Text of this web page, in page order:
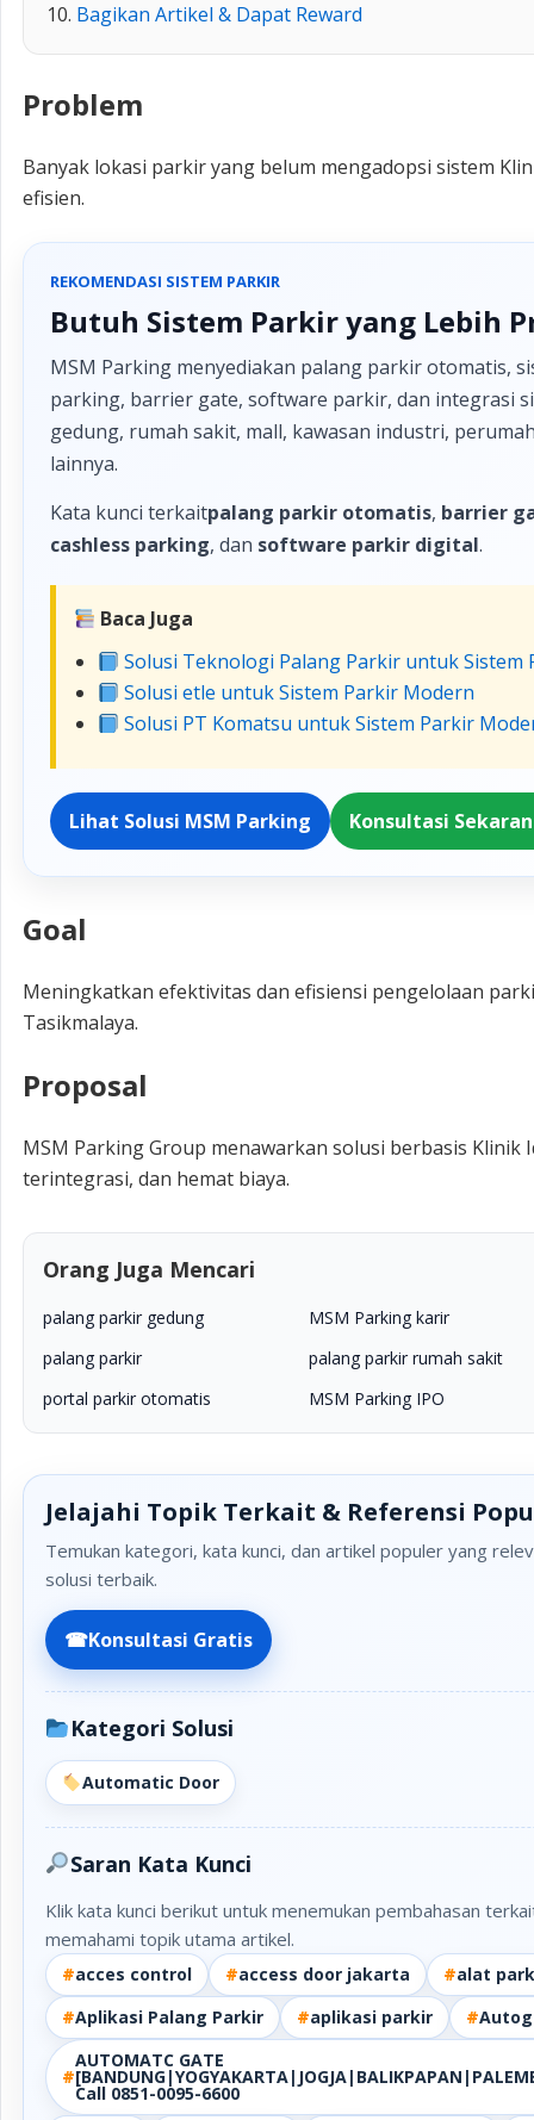
Bagikan Artikel & Dapat Reward
Problem
Banyak lokasi parkir yang belum mengadopsi sistem
efisien.
REKOMENDASI SISTEM PARKIR
Butuh Sistem Parkir yang Lebih
MSM Parking menyediakan palang parkir otomatis,
parking, barrier gate, software parkir, dan integrasi
gedung, rumah sakit, mall, kawasan industri,
lainnya.
Kata kunci terkaitpalang parkir otomatis, barrier
cashless parking, dan software parkir digital.
Baca Juga
Solusi Teknologi Palang Parkir untuk
Solusi etle untuk Sistem Parkir Modern
Solusi PT Komatsu untuk Sistem Parkir
Lihat Solusi MSM Parking Konsultasi
Goal
Meningkatkan efektivitas dan efisiensi pengelolaan
Tasikmalaya.
Proposal
MSM Parking Group menawarkan solusi berbasis Klinik
terintegrasi, dan hemat biaya.
Orang Juga Mencari
palang parkir gedung
MSM Parking karir
palang parkir
palang parkir rumah sakit
portal parkir otomatis
MSM Parking IPO
Jelajahi Topik Terkait & Referensi
Temukan kategori, kata kunci, dan artikel populer yang
solusi terbaik.
☎Konsultasi Gratis
Kategori Solusi
Automatic Door
Saran Kata Kunci
Klik kata kunci berikut untuk menemukan pembahasan
memahami topik utama artikel.
#acces control #access door jakarta #alat
#Aplikasi Palang Parkir #aplikasi parkir #
#
AUTOMATC GATE
Call 0851-0095-6600